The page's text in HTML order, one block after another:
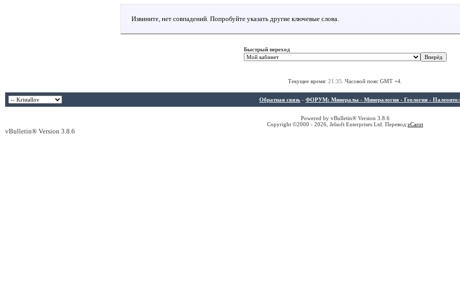
Извините, нет совпадений. Попробуйте указать другие ключевые слова.
Быстрый переход
Текущее время: 21:35 . Часовой пояс GMT +4.
Обратная связь - ФОРУМ: Минералы - Минералогия - Геология -
Powered by vBulletin® Version 3.8.6
Copyright ©2000 - 2026, Jelsoft Enterprises Ltd. Перевод:zCarot
vBulletin® Version 3.8.6